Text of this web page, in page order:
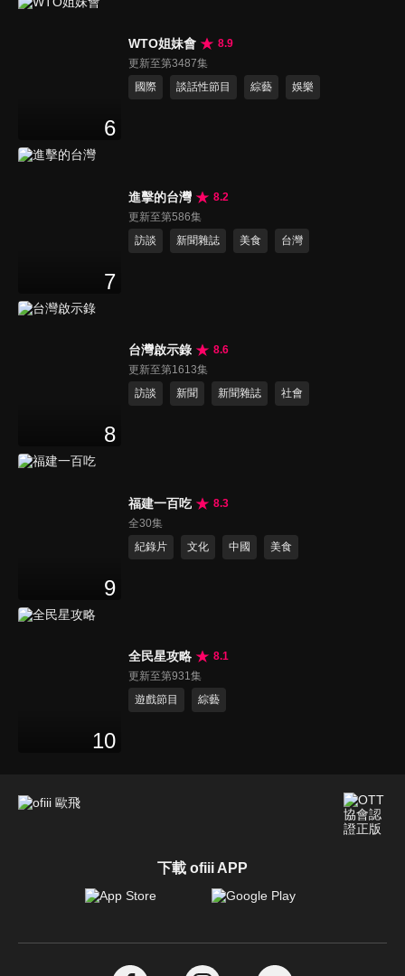
6
WTO姐妹會
8.9
更新至第3487集
國際
談話性節目 綜藝 娛樂
7
進擊的台灣
8.2
更新至第586集
訪談
新聞雜誌 美食 台灣
8
台灣啟示錄
8.6
更新至第1613集
訪談
新聞 新聞雜誌 社會
9
福建一百吃
8.3
全30集
紀錄片
文化 中國 美食
10
全民星攻略
8.1
更新至第931集
遊戲節目
綜藝
下載 ofiii APP